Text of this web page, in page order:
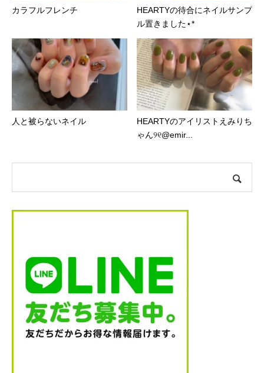
カラフルフレンチ
HEARTYの待合にネイルサンプ
ル置きました⋆*
人と被らないネイル
HEARTYのアイリストえみりち
ゃん୨୧@emir...